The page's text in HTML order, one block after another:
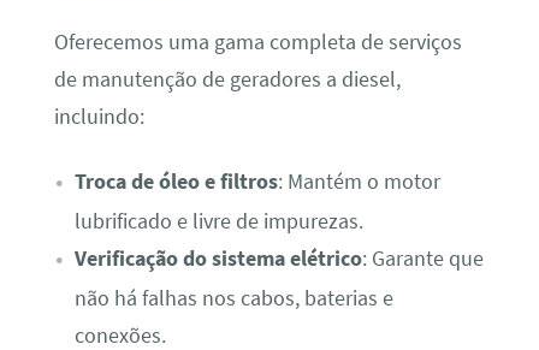
Oferecemos uma gama completa de serviços
de manutenção de geradores a diesel,
incluindo:
Troca de óleo e filtros: Mantém o motor
lubrificado e livre de impurezas.
Verificação do sistema elétrico: Garante que
não há falhas nos cabos, baterias e
conexões.